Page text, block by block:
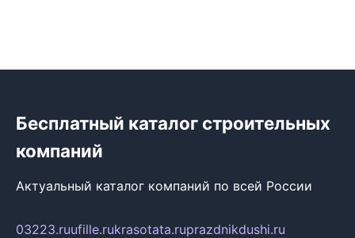
Бесплатный каталог строительных
компаний
Актуальный каталог компаний по всей России
03223.ruufille.rukrasotata.ruprazdnikdushi.ru